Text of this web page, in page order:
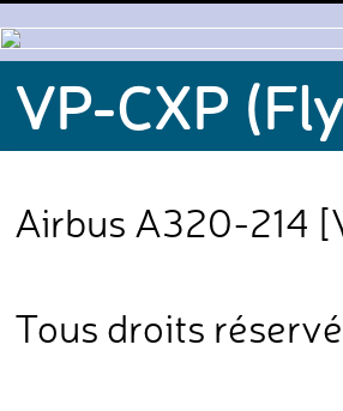
VP-CXP
Airbus A320-214
Tous droits